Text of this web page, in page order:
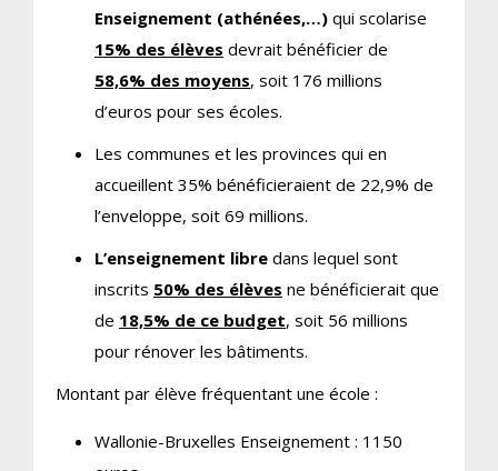
Enseignement (athénées,…) qui scolarise
15% des élèves devrait bénéficier de
58,6% des moyens, soit 176 millions
d’euros pour ses écoles.
Les communes et les provinces qui en
accueillent 35% bénéficieraient de 22,9% de
l’enveloppe, soit 69 millions.
L’enseignement libre dans lequel sont
inscrits 50% des élèves ne bénéficierait que
de 18,5% de ce budget, soit 56 millions
pour rénover les bâtiments.
Montant par élève fréquentant une école :
Wallonie-Bruxelles Enseignement : 1150